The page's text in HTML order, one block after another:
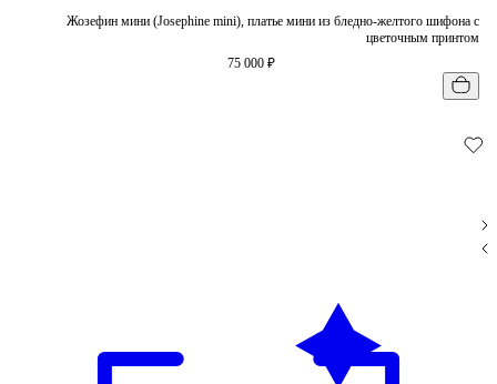
Жозефин мини (Josephine mini), платье мини из бледно-желтого шифона с
цветочным принтом
75 000 ₽